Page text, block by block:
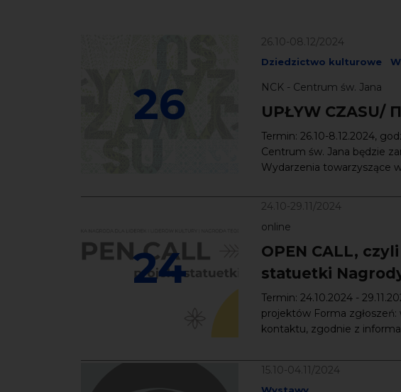
26
26.10-08.12/2024
Dziedzictwo kulturowe
NCK - Centrum św. Jana
UPŁYW CZASU/
Termin: 26.10-8.12.2024,
Centrum św. Jana będzie
Wydarzenia towarzyszące
24
24.10-29.11/2024
online
OPEN CALL,
statuetki
Termin: 24.10.2024 -
projektów Forma
kontaktu, zgodnie z
15.10-04.11/2024